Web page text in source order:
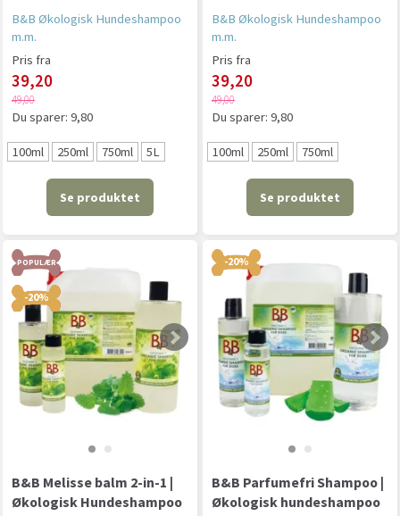
B&B Økologisk Hundeshampoo
m.m.
Pris fra
39,20
49,00
Du sparer: 9,80
100ml 250ml 750ml 5L
Se produktet
B&B Økologisk Hundeshampoo
m.m.
Pris fra
39,20
49,00
Du sparer: 9,80
100ml 250ml 750ml
Se produktet
POPULÆR
-20%
B&B Melisse balm 2-in-1 |
Økologisk Hundeshampoo
-20%
B&B Parfumefri Shampoo |
Økologisk hundeshampoo